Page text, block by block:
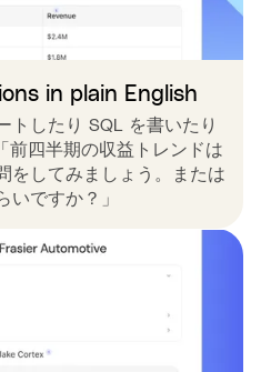
in plain English
トしたり SQL を書いたり
前四半期の収益トレンドは
をしてみましょう。または
いですか？」